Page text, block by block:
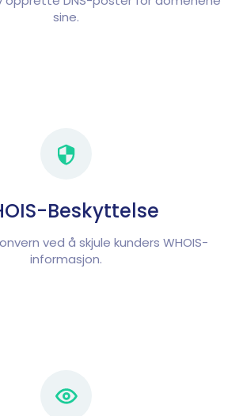
sine.
Beskyttelse
ved å skjule kunders WHOIS-
informasjon.